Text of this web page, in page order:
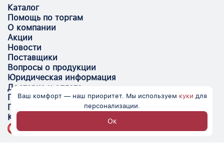
Каталог
Помощь по торгам
О компании
Акции
Новости
Поставщики
Вопросы о продукции
Юридическая информация
Доставка и оплата
Поставщикам
Помощь
Контакты
Ваш комфорт — наш приоритет. Мы используем куки для
персонализации.
Ок